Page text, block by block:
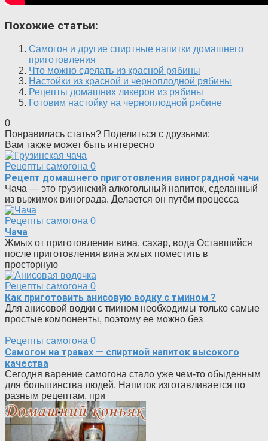
Похожие статьи:
Самогон и другие спиртные напитки домашнего
приготовления
Что можно сделать из красной рябины
Настойки из красной и черноплодной рябины
Рецепты домашних ликеров из рябины
Готовим настойку на черноплодной рябине
0
Понравилась статья? Поделиться с друзьями:
Вам также может быть интересно
Рецепты самогона 0
Рецепт домашнего приготовления виноградной чачи
Чача — это грузинский алкогольный напиток, сделанный
из выжимок винограда. Делается он путём процесса
Рецепты самогона 0
Чача
Жмых от приготовления вина, сахар, вода Оставшийся
после приготовления вина жмых поместить в
просторную
Рецепты самогона 0
Как приготовить анисовую водку с тмином ?
Для анисовой водки с тмином необходимы только самые
простые компоненты, поэтому ее можно без
Рецепты самогона 0
Самогон на травах — спиртной напиток высокого
качества
Сегодня варение самогона стало уже чем-то обыденным
для большинства людей. Напиток изготавливается по
разным рецептам, при